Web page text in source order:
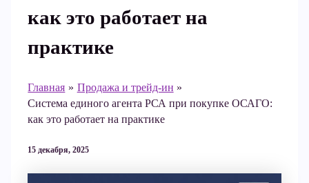
как это работает на
практике
Главная
Продажа и трейд-ин
Система единого агента РСА при покупке ОСАГО:
как это работает на практике
15 декабря, 2025